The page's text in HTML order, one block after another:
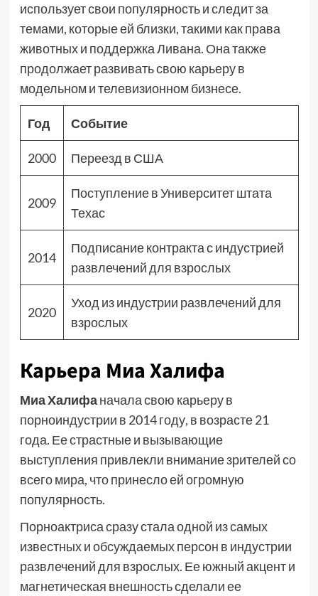
использует свои популярность и следит за
темами, которые ей близки, такими как права
животных и поддержка Ливана. Она также
продолжает развивать свою карьеру в
модельном и телевизионном бизнесе.
Год Событие
2000 Переезд в США
2009
Поступление в Университет штата
Техас
2014
Подписание контракта с индустрией
развлечений для взрослых
2020
Уход из индустрии развлечений для
взрослых
Карьера Миа Халифа
Миа Халифаначала свою карьеру в
порноиндустрии в 2014 году, в возрасте 21
года. Ее страстные и вызывающие
выступления привлекли внимание зрителей со
всего мира, что принесло ей огромную
популярность.
Порноактриса сразу стала одной из самых
известных и обсуждаемых персон в индустрии
развлечений для взрослых. Ее южный акцент и
магнетическая внешность сделали ее